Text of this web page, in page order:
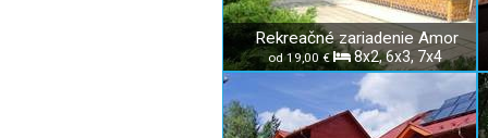
Rekreačné zariadenie Amor
od 19,00 € 8x2, 6x3, 7x4